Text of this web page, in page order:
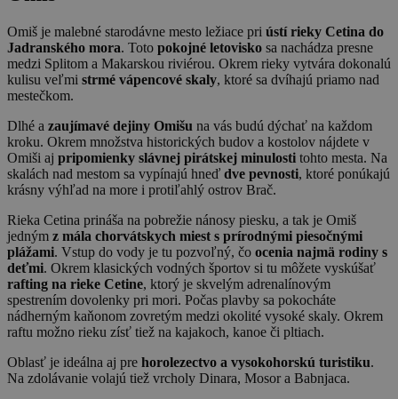
Omiš je malebné starodávne mesto ležiace pri ústí rieky Cetina do
Jadranského mora. Toto pokojné letovisko sa nachádza presne
medzi Splitom a Makarskou riviérou. Okrem rieky vytvára dokonalú
kulisu veľmi strmé vápencové skaly, ktoré sa dvíhajú priamo nad
mestečkom.
Dlhé a zaujímavé dejiny Omišu na vás budú dýchať na každom
kroku. Okrem množstva historických budov a kostolov nájdete v
Omiši aj pripomienky slávnej pirátskej minulosti tohto mesta. Na
skalách nad mestom sa vypínajú hneď dve pevnosti, ktoré ponúkajú
krásny výhľad na more i protiľahlý ostrov Brač.
Rieka Cetina prináša na pobrežie nánosy piesku, a tak je Omiš
jedným z mála chorvátskych miest s prírodnými piesočnými
plážami. Vstup do vody je tu pozvoľný, čo ocenia najmä rodiny s
deťmi. Okrem klasických vodných športov si tu môžete vyskúšať
rafting na rieke Cetine, ktorý je skvelým adrenalínovým
spestrením dovolenky pri mori. Počas plavby sa pokocháte
nádherným kaňonom zovretým medzi okolité vysoké skaly. Okrem
raftu možno rieku zísť tiež na kajakoch, kanoe či pltiach.
Oblasť je ideálna aj pre horolezectvo a vysokohorskú turistiku.
Na zdolávanie volajú tiež vrcholy Dinara, Mosor a Babnjaca.